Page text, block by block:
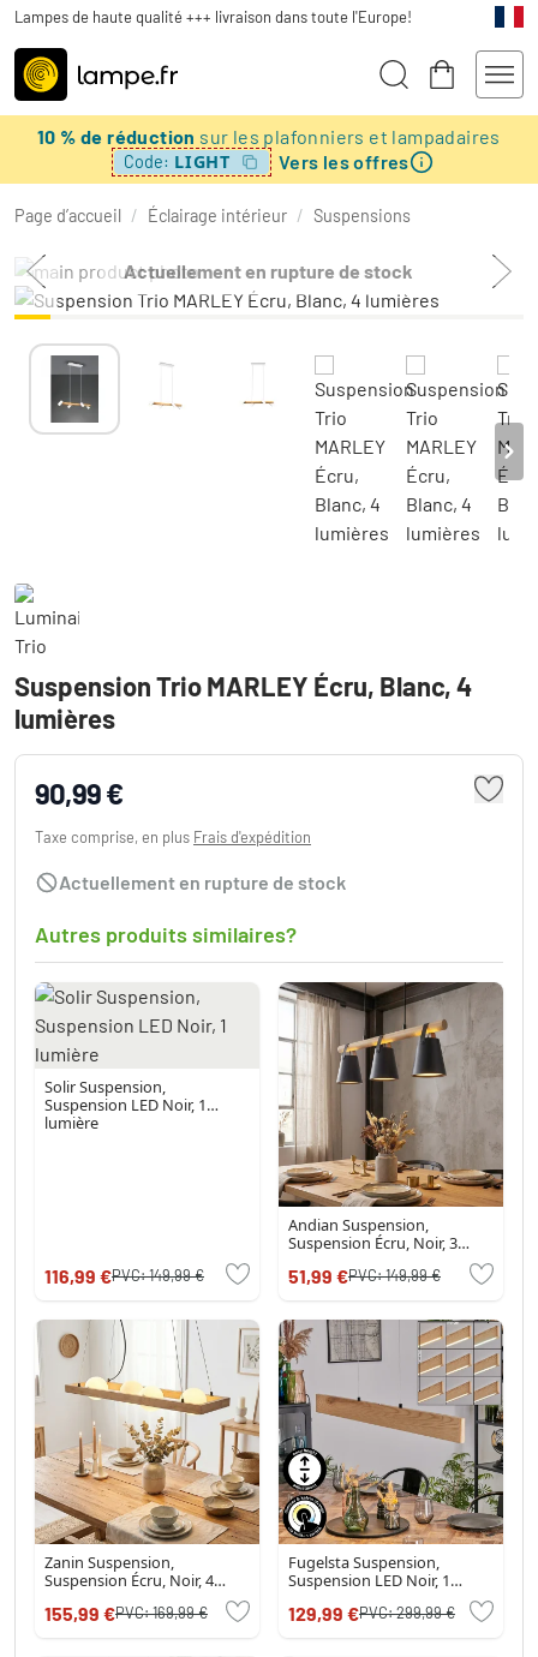
Lampes de haute qualité +++ livraison dans toute l'Europe!
10 % de réduction sur les plafonniers et lampadaires
Code: LIGHT Vers les offres
Page d’accueil / Éclairage intérieur / Suspensions
Actuellement en rupture de stock
Suspension Trio MARLEY Écru, Blanc, 4
lumières
90,99 €
Taxe comprise, en plus Frais d'expédition
Actuellement en rupture de stock
Autres produits similaires?
Solir Suspension,
Suspension LED Noir, 1
lumière
116,99 €PVC:149,99 €
Andian Suspension,
Suspension Écru, Noir, 3
51,99 €PVC:149,99 €
Zanin Suspension,
Suspension Écru, Noir, 4
155,99 €PVC:169,99 €
Fugelsta Suspension,
Suspension LED Noir, 1
129,99 €PVC:299,99 €